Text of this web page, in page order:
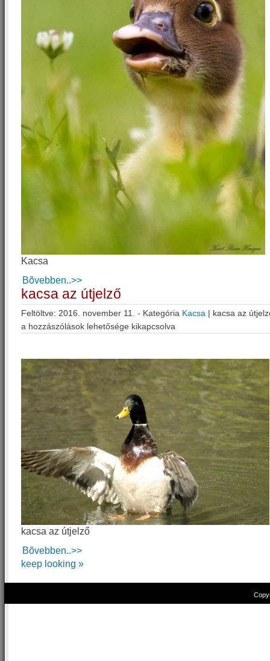
Kacsa
Bõvebben..>>
kacsa az útjelző
Feltöltve: 2016. november 11. - Kategória Kacsa | kacsa az
a hozzászólások lehetősége kikapcsolva
kacsa az útjelző
Bõvebben..>>
keep looking »